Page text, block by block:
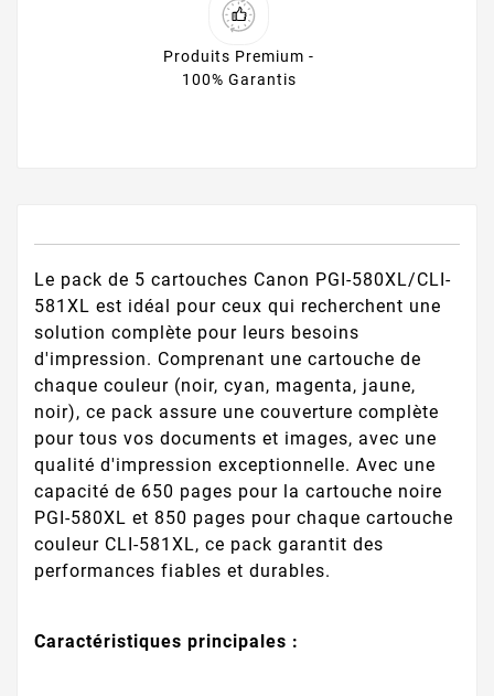
Produits Premium -
100% Garantis
Le pack de 5 cartouches Canon PGI-580XL/CLI-
581XL est idéal pour ceux qui recherchent une
solution complète pour leurs besoins
d'impression. Comprenant une cartouche de
chaque couleur (noir, cyan, magenta, jaune,
noir), ce pack assure une couverture complète
pour tous vos documents et images, avec une
qualité d'impression exceptionnelle. Avec une
capacité de 650 pages pour la cartouche noire
PGI-580XL et 850 pages pour chaque cartouche
couleur CLI-581XL, ce pack garantit des
performances fiables et durables.
Caractéristiques principales :